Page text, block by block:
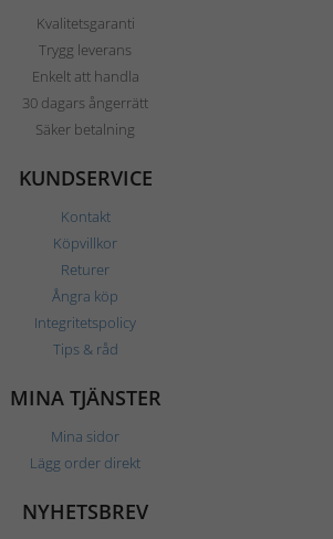
Kvalitetsgaranti
Trygg leverans
Enkelt att handla
30 dagars ångerrätt
Säker betalning
KUNDSERVICE
Kontakt
Köpvillkor
Returer
Ångra köp
Integritetspolicy
Tips & råd
MINA TJÄNSTER
Mina sidor
Lägg order direkt
NYHETSBREV